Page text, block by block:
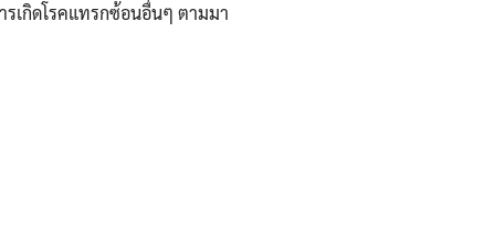
รเกิดโรคแทรกซ้อนอื่นๆ ตามมา